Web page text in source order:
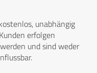
unabhängig
erfolgen
und sind weder